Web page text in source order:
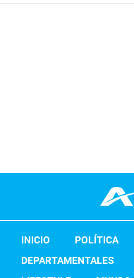
INICIO POLÍTICA
DEPARTAMENTALES